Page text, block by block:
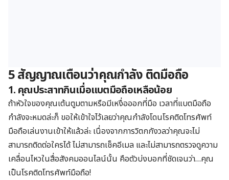
5 สัญญาณเตือนว่าคุณกำลัง ติดมือถือ
1. คุณประสาทกินเมื่อแบตมือถือเหลือน้อย
ถ้าหัวใจของคุณเต้นตูมตามหรือมีเหงื่อออกที่มือ เวลาที่แบตมือถือ
กำลังจะหมดล่ะก็ ขอให้เข้าใจไว้เลยว่าคุณกำลังโดนโรคติดโทรศัพท์
มือถือเล่นงานเข้าให้แล้วล่ะ เนื่องจากการวิตกกังวลว่าคุณจะไม่
สามารถติดต่อใครได้ ไม่สามารถเช็คอีเมล และไม่สามารถตรวจดูความ
เคลื่อนไหวในสื่อสังคมออนไลน์นั้น คือตัวบ่งบอกที่ชัดเจนว่า…คุณ
เป็นโรคติดโทรศัพท์มือถือ!